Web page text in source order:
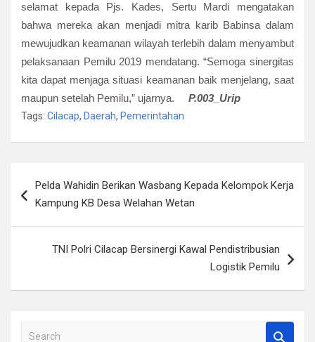
selamat kepada Pjs. Kades, Sertu Mardi mengatakan
bahwa mereka akan menjadi mitra karib Babinsa dalam
mewujudkan keamanan wilayah terlebih dalam menyambut
pelaksanaan Pemilu 2019 mendatang. “Semoga sinergitas
kita dapat menjaga situasi keamanan baik menjelang, saat
maupun setelah Pemilu,” ujarnya.
P.003_Urip
Tags: Cilacap, Daerah, Pemerintahan
posPelda Wahidin Berikan Wasbang Kepada Kelompok Kerja
Kampung KB Desa Welahan Wetan
TNI Polri Cilacap Bersinergi Kawal Pendistribusian
Logistik Pemilu